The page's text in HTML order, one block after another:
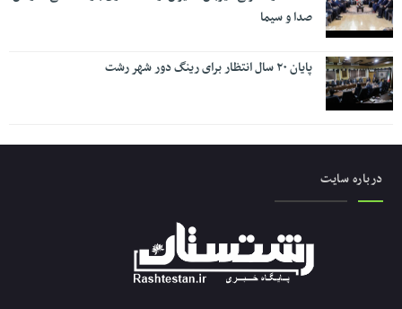
صدا و سیما
پایان ۲۰ سال انتظار برای رینگ دور شهر رشت
درباره سایت